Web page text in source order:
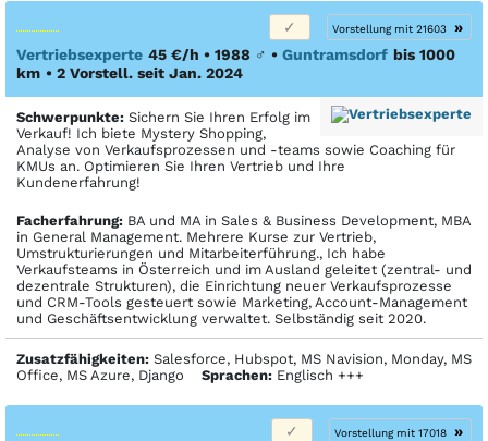
Vorstellung mit 21603
»
Vertriebsexperte 45 €/h • 1988 ♂ • Guntramsdorf bis 1000
km • 2 Vorstell. seit Jan. 2024
Schwerpunkte: Sichern Sie Ihren Erfolg im
Verkauf! Ich biete Mystery Shopping,
Analyse von Verkaufsprozessen und -teams sowie Coaching für
KMUs an. Optimieren Sie Ihren Vertrieb und Ihre
Kundenerfahrung!
Facher­fahrung: BA und MA in Sales & Business Development, MBA
in General Management. Mehrere Kurse zur Vertrieb,
Umstrukturierungen und Mitarbeiterführung., Ich habe
Verkaufsteams in Österreich und im Ausland geleitet (zentral- und
dezentrale Strukturen), die Einrichtung neuer Verkaufsprozesse
und CRM-Tools gesteuert sowie Marketing, Account-Management
und Geschäftsentwicklung verwaltet. Selbständig seit 2020.
Zusatzfähigkeiten: Salesforce, Hubspot, MS Navision, Monday, MS
Office, MS Azure, Django Sprachen: Englisch +++
Vorstellung mit 17018
»